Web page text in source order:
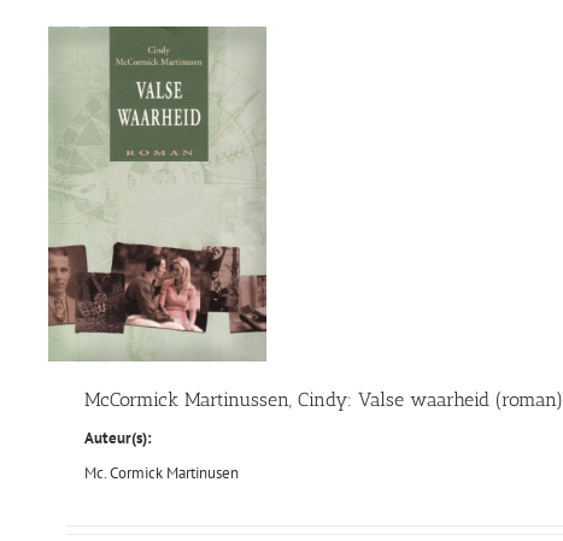
McCormick Martinussen, Cindy: Valse waarheid (roman)
Auteur(s):
Mc. Cormick Martinusen